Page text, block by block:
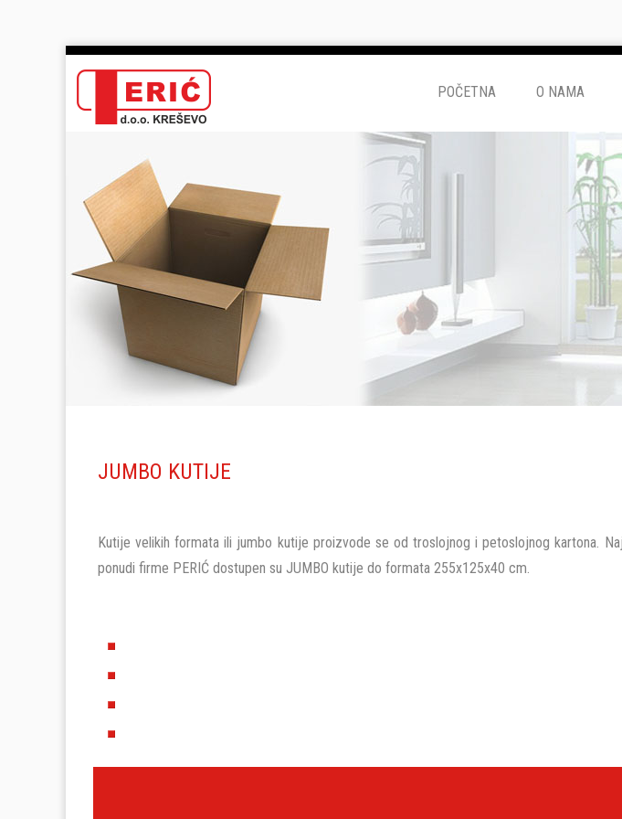
POČETNA O NAMA
JUMBO KUTIJE
Kutije velikih formata ili jumbo kutije proizvode se od troslojnog i petoslojnog kartona.
ponudi firme PERIĆ dostupen su JUMBO kutije do formata 255x125x40 cm.